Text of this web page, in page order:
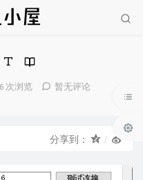
次浏览
暂无评论
分享到：